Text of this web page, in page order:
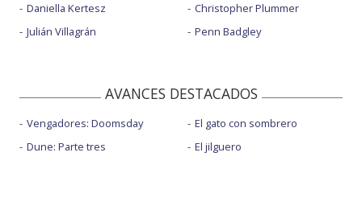
Daniella Kertesz
Julián Villagrán
Christopher Plummer
Penn Badgley
AVANCES DESTACADOS
Vengadores: Doomsday
Dune: Parte tres
El gato con sombrero
El jilguero